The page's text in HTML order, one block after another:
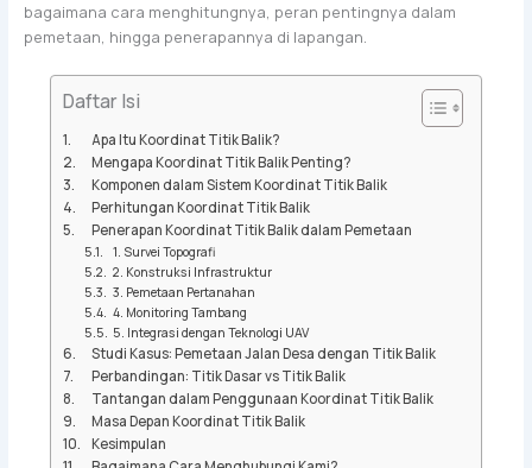
bagaimana cara menghitungnya, peran pentingnya dalam
pemetaan, hingga penerapannya di lapangan.
Daftar Isi
Apa Itu Koordinat Titik Balik?
Mengapa Koordinat Titik Balik Penting?
Komponen dalam Sistem Koordinat Titik Balik
Perhitungan Koordinat Titik Balik
Penerapan Koordinat Titik Balik dalam Pemetaan
1. Survei Topografi
2. Konstruksi Infrastruktur
3. Pemetaan Pertanahan
4. Monitoring Tambang
5. Integrasi dengan Teknologi UAV
Studi Kasus: Pemetaan Jalan Desa dengan Titik Balik
Perbandingan: Titik Dasar vs Titik Balik
Tantangan dalam Penggunaan Koordinat Titik Balik
Masa Depan Koordinat Titik Balik
Kesimpulan